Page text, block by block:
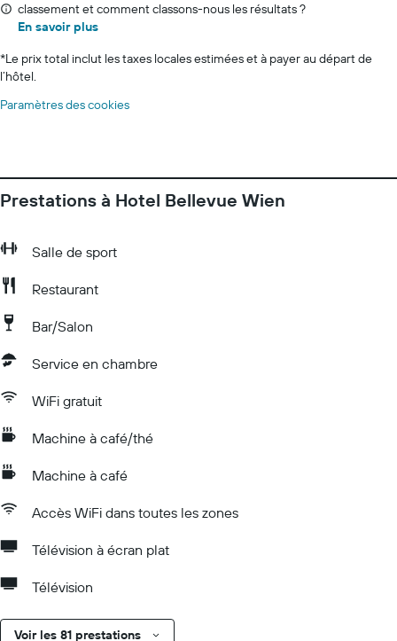
classement et comment classons-nous les résultats ?
En savoir plus
*Le prix total inclut les taxes locales estimées et à payer au départ de
l’hôtel.
Paramètres des cookies
Prestations à Hotel Bellevue Wien
Salle de sport
Restaurant
Bar/Salon
Service en chambre
WiFi gratuit
Machine à café/thé
Machine à café
Accès WiFi dans toutes les zones
Télévision à écran plat
Télévision
Voir les 81 prestations